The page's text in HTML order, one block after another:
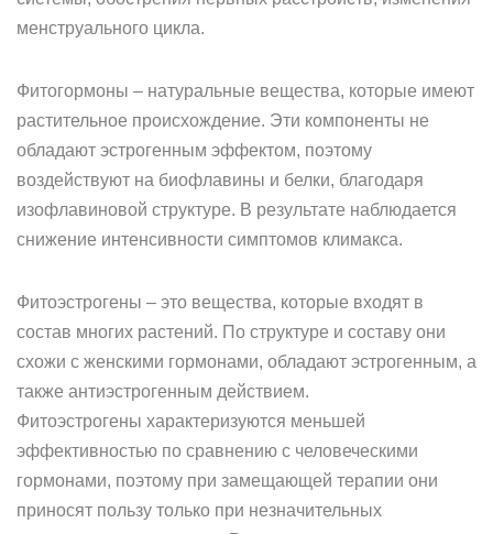
менструального цикла.
Фитогормоны – натуральные вещества, которые имеют
растительное происхождение. Эти компоненты не
обладают эстрогенным эффектом, поэтому
воздействуют на биофлавины и белки, благодаря
изофлавиновой структуре. В результате наблюдается
снижение интенсивности симптомов климакса.
Фитоэстрогены – это вещества, которые входят в
состав многих растений. По структуре и составу они
схожи с женскими гормонами, обладают эстрогенным, а
также антиэстрогенным действием.
Фитоэстрогены характеризуются меньшей
эффективностью по сравнению с человеческими
гормонами, поэтому при замещающей терапии они
приносят пользу только при незначительных